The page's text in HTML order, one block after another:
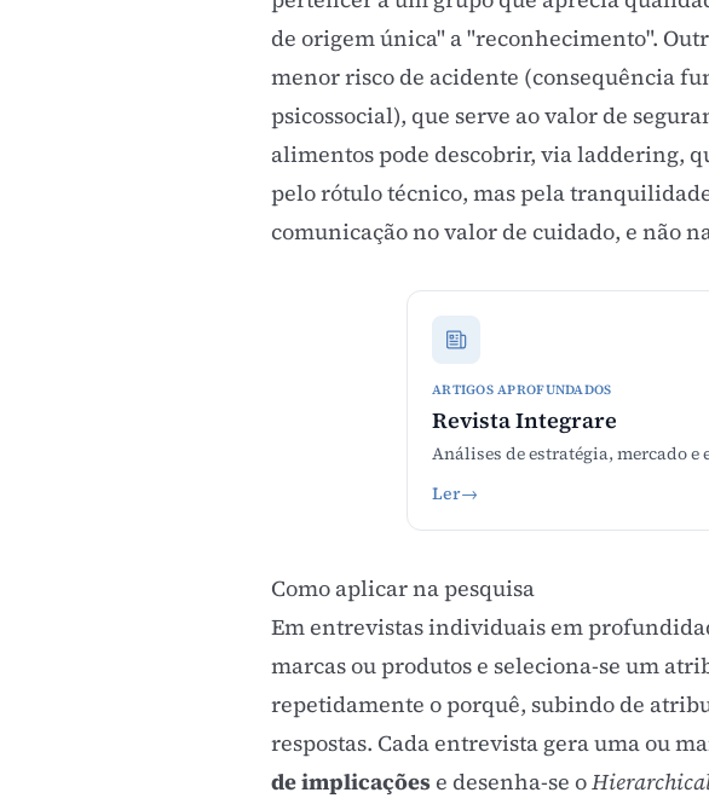
de origem única" a "reconhecimento".
menor risco de acidente (consequência
psicossocial), que serve ao valor de
alimentos pode descobrir, via laddering,
pelo rótulo técnico, mas pela
comunicação no valor de cuidado, e não
ARTIGOS APROFUNDADOS
Revista Integrare
Análises de estratégia, mercado e
Ler→
Como aplicar na pesquisa
Em entrevistas individuais em
marcas ou produtos e seleciona-se um
repetidamente o porquê, subindo de
respostas. Cada entrevista gera uma ou
de implicações e desenha-se o